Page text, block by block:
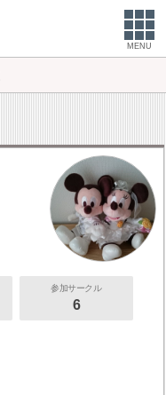
MENU
参加サークル
6